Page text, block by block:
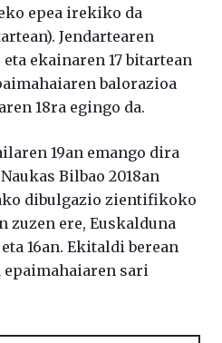
epea irekiko da
Jendartearen
ekainaren 17 bitartean
balorazioa
18ra egingo da.
19an emango dira
Bilbao 2018an
dibulgazio zientifikoko
zuzen ere, Euskalduna
16an. Ekitaldi berean
epaimahaiaren sari